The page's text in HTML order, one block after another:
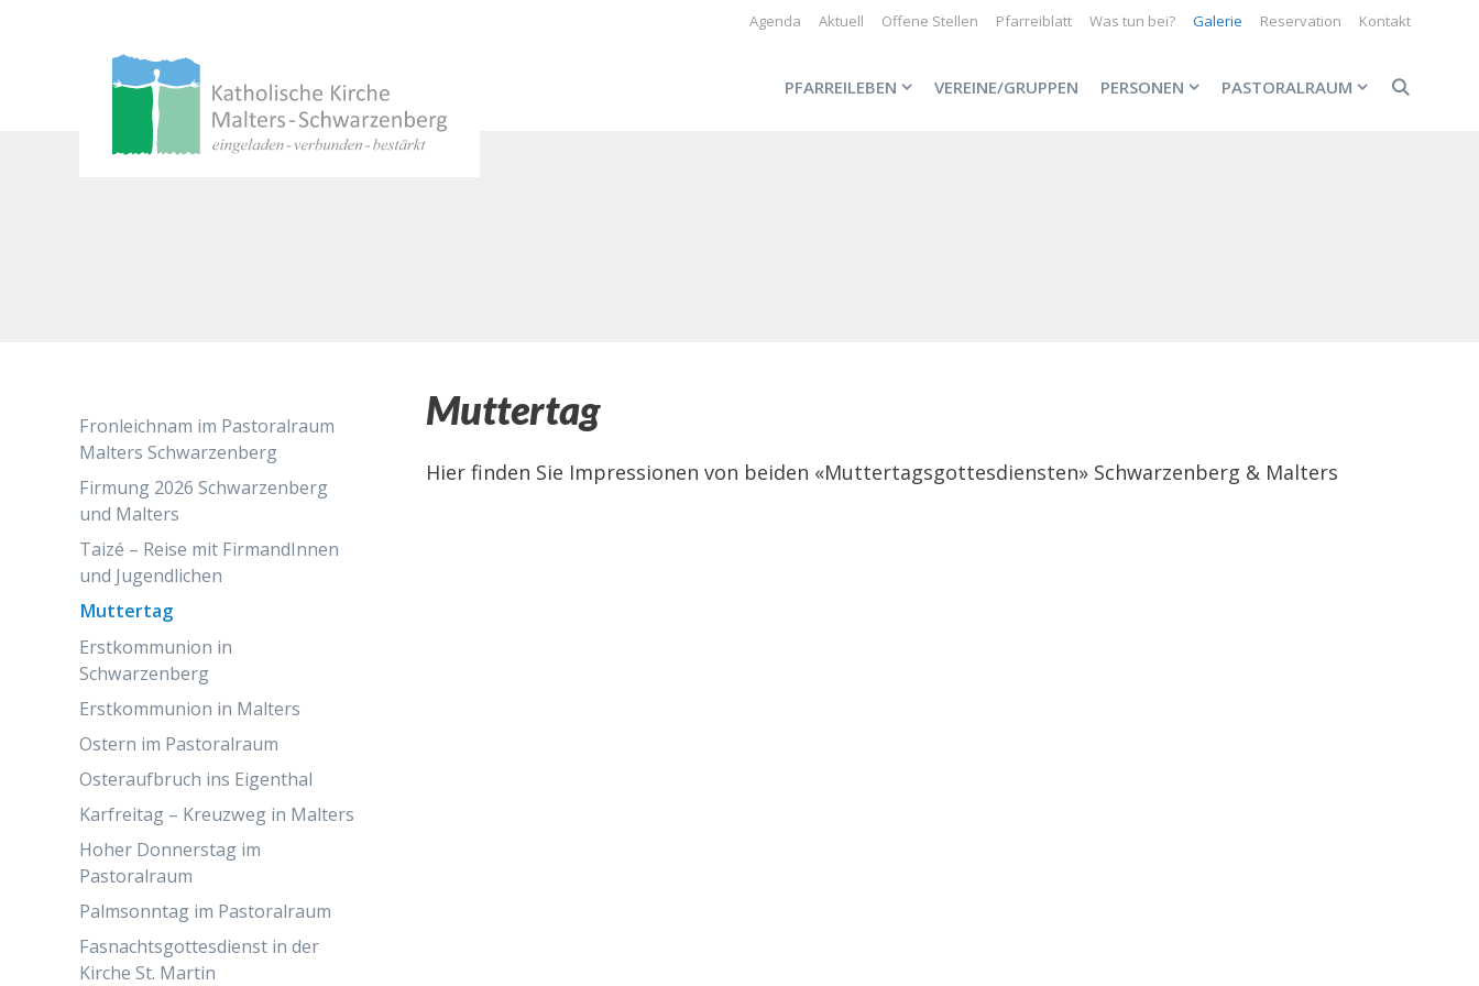
Agenda Aktuell Offene Stellen Pfarreiblatt Was tun bei? Galerie Reservation Kontakt
PFARREILEBEN VEREINE/GRUPPEN PERSONEN PASTORALRAUM
Muttertag
Hier finden Sie Impressionen von beiden «Muttertagsgottesdiensten» Schwarzenberg & Malters
Fronleichnam im Pastoralraum
Malters Schwarzenberg
Firmung 2026 Schwarzenberg
und Malters
Taizé – Reise mit FirmandInnen
und Jugendlichen
Muttertag
Erstkommunion in
Schwarzenberg
Erstkommunion in Malters
Ostern im Pastoralraum
Osteraufbruch ins Eigenthal
Karfreitag – Kreuzweg in Malters
Hoher Donnerstag im
Pastoralraum
Palmsonntag im Pastoralraum
Fasnachtsgottesdienst in der
Kirche St. Martin